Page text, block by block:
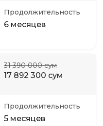
Продолжительность
6 месяцев
31 390 000 сум
17 892 300 сум
Продолжительность
5 месяцев